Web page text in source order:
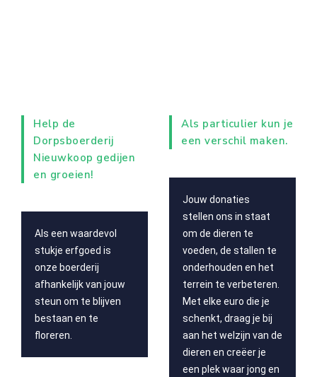
Help de
Dorpsboerderij
Nieuwkoop gedijen
en groeien!
Als een waardevol
stukje erfgoed is
onze boerderij
afhankelijk van jouw
steun om te blijven
bestaan en te
floreren.
Als particulier kun je
een verschil maken.
Jouw donaties
stellen ons in staat
om de dieren te
voeden, de stallen te
onderhouden en het
terrein te verbeteren.
Met elke euro die je
schenkt, draag je bij
aan het welzijn van de
dieren en creëer je
een plek waar jong en